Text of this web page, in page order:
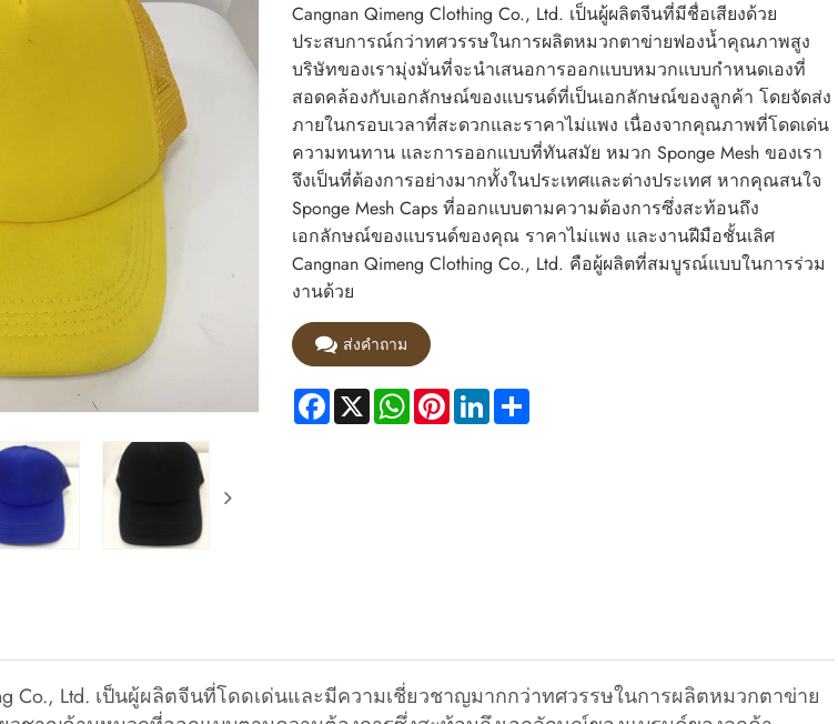
Cangnan Qimeng Clothing Co., Ltd. เป็นผู้ผลิตจีนที่มีชื่อเสียงด้วย
ประสบการณ์กว่าทศวรรษในการผลิตหมวกตาข่ายฟองน้ำคุณภาพสูง
บริษัทของเรามุ่งมั่นที่จะนำเสนอการออกแบบหมวกแบบกำหนดเองที่
สอดคล้องกับเอกลักษณ์ของแบรนด์ที่เป็นเอกลักษณ์ของลูกค้า โดยจัดส่ง
ภายในกรอบเวลาที่สะดวกและราคาไม่แพง เนื่องจากคุณภาพที่โดดเด่น
ความทนทาน และการออกแบบที่ทันสมัย ​​หมวก Sponge Mesh ของเรา
จึงเป็นที่ต้องการอย่างมากทั้งในประเทศและต่างประเทศ หากคุณสนใจ
Sponge Mesh Caps ที่ออกแบบตามความต้องการซึ่งสะท้อนถึง
เอกลักษณ์ของแบรนด์ของคุณ ราคาไม่แพง และงานฝีมือชั้นเลิศ
Cangnan Qimeng Clothing Co., Ltd. คือผู้ผลิตที่สมบูรณ์แบบในการร่วม
งานด้วย
ส่งคำถาม
Facebook
X WhatsApp
PinterestLinkedInShare
Co., Ltd. เป็นผู้ผลิตจีนที่โดดเด่นและมีความเชี่ยวชาญมากกว่าทศวรรษในการผลิตหมวกตาข่าย